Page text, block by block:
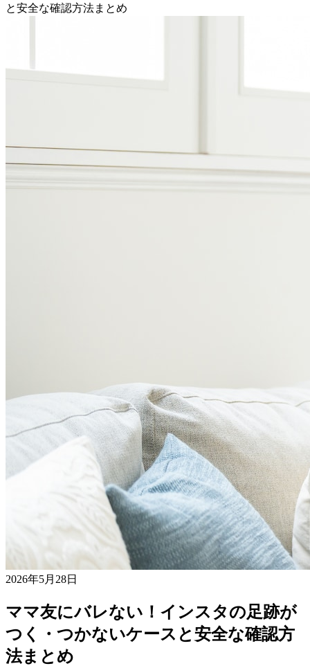
と安全な確認方法まとめ
2026年5月28日
ママ友にバレない！インスタの足跡が
つく・つかないケースと安全な確認方
法まとめ